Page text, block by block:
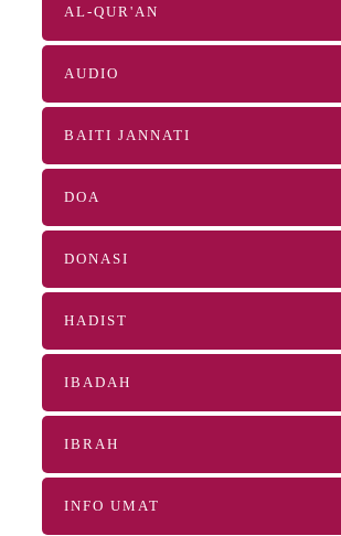
AL-QUR'AN
AUDIO
BAITI JANNATI
DOA
DONASI
HADIST
IBADAH
IBRAH
INFO UMAT